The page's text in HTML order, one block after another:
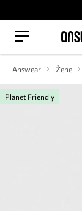
Answear Žene
Planet Friendly